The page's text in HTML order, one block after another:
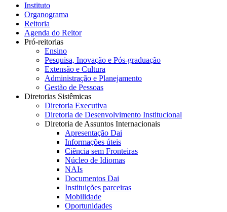
Instituto
Organograma
Reitoria
Agenda do Reitor
Pró-reitorias
Ensino
Pesquisa, Inovação e Pós-graduação
Extensão e Cultura
Administração e Planejamento
Gestão de Pessoas
Diretorias Sistêmicas
Diretoria Executiva
Diretoria de Desenvolvimento Institucional
Diretoria de Assuntos Internacionais
Apresentação Dai
Informações úteis
Ciência sem Fronteiras
Núcleo de Idiomas
NAIs
Documentos Dai
Instituições parceiras
Mobilidade
Oportunidades